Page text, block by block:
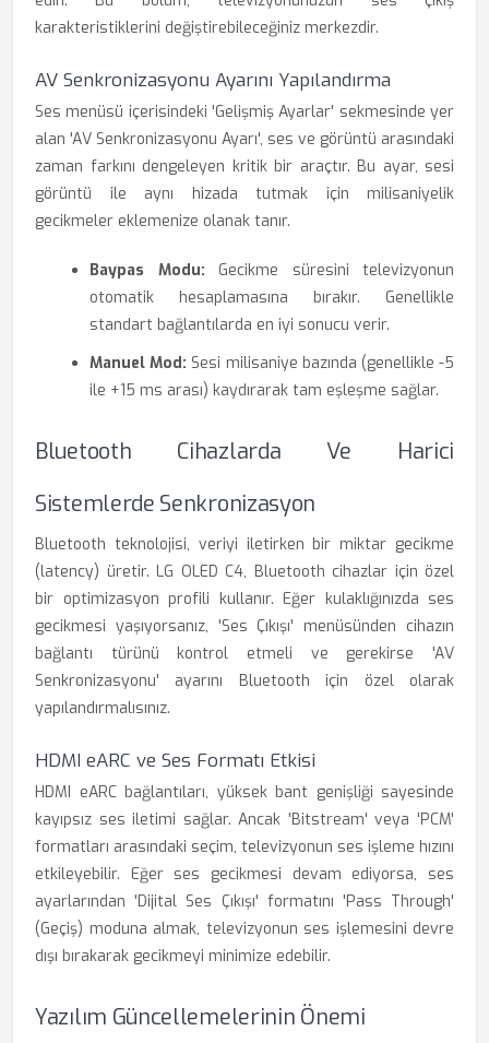
karakteristiklerini değiştirebileceğiniz merkezdir.
AV Senkronizasyonu Ayarını Yapılandırma
Ses menüsü içerisindeki 'Gelişmiş Ayarlar' sekmesinde yer
alan 'AV Senkronizasyonu Ayarı', ses ve görüntü arasındaki
zaman farkını dengeleyen kritik bir araçtır. Bu ayar, sesi
görüntü ile aynı hizada tutmak için milisaniyelik
gecikmeler eklemenize olanak tanır.
Baypas Modu: Gecikme süresini televizyonun
otomatik hesaplamasına bırakır. Genellikle
standart bağlantılarda en iyi sonucu verir.
Manuel Mod: Sesi milisaniye bazında (genellikle -5
ile +15 ms arası) kaydırarak tam eşleşme sağlar.
Bluetooth Cihazlarda Ve Harici
Sistemlerde Senkronizasyon
Bluetooth teknolojisi, veriyi iletirken bir miktar gecikme
(latency) üretir. LG OLED C4, Bluetooth cihazlar için özel
bir optimizasyon profili kullanır. Eğer kulaklığınızda ses
gecikmesi yaşıyorsanız, 'Ses Çıkışı' menüsünden cihazın
bağlantı türünü kontrol etmeli ve gerekirse 'AV
Senkronizasyonu' ayarını Bluetooth için özel olarak
yapılandırmalısınız.
HDMI eARC ve Ses Formatı Etkisi
HDMI eARC bağlantıları, yüksek bant genişliği sayesinde
kayıpsız ses iletimi sağlar. Ancak 'Bitstream' veya 'PCM'
formatları arasındaki seçim, televizyonun ses işleme hızını
etkileyebilir. Eğer ses gecikmesi devam ediyorsa, ses
ayarlarından 'Dijital Ses Çıkışı' formatını 'Pass Through'
(Geçiş) moduna almak, televizyonun ses işlemesini devre
dışı bırakarak gecikmeyi minimize edebilir.
Yazılım Güncellemelerinin Önemi